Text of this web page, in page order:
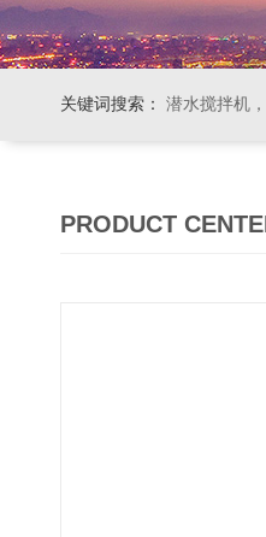
关键词搜索： 潜水搅拌机，
PRODUCT